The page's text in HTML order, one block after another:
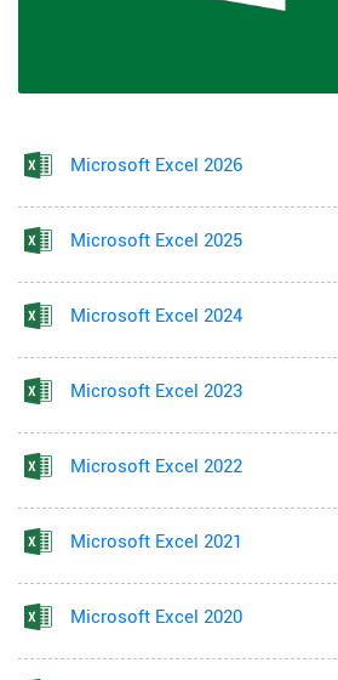
Microsoft Excel 2026
Microsoft Excel 2025
Microsoft Excel 2024
Microsoft Excel 2023
Microsoft Excel 2022
Microsoft Excel 2021
Microsoft Excel 2020